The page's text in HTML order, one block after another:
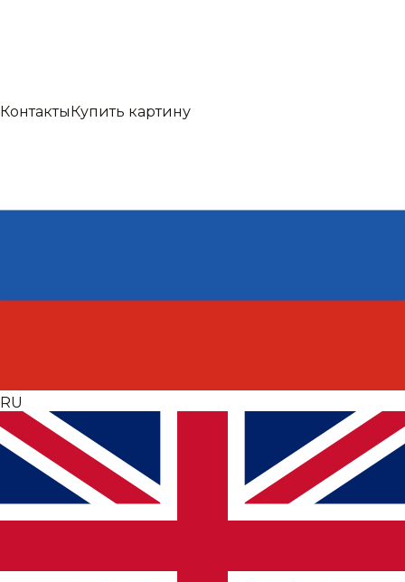
КонтактыКупить картину
RU